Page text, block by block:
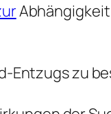
Entzugs zu